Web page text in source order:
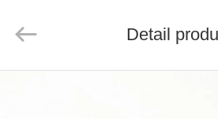
Ltd..
Detail